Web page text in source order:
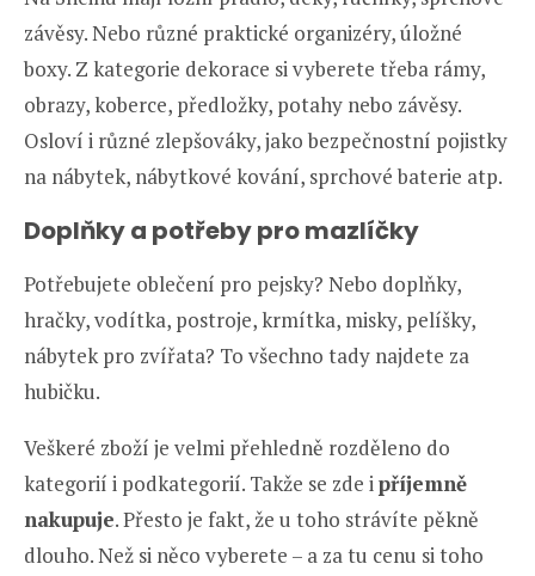
závěsy. Nebo různé praktické organizéry, úložné
boxy. Z kategorie dekorace si vyberete třeba rámy,
obrazy, koberce, předložky, potahy nebo závěsy.
Osloví i různé zlepšováky, jako bezpečnostní pojistky
na nábytek, nábytkové kování, sprchové baterie atp.
Doplňky a potřeby pro mazlíčky
Potřebujete oblečení pro pejsky? Nebo doplňky,
hračky, vodítka, postroje, krmítka, misky, pelíšky,
nábytek pro zvířata? To všechno tady najdete za
hubičku.
Veškeré zboží je velmi přehledně rozděleno do
kategorií i podkategorií. Takže se zde ipříjemně
nakupuje. Přesto je fakt, že u toho strávíte pěkně
dlouho. Než si něco vyberete – a za tu cenu si toho